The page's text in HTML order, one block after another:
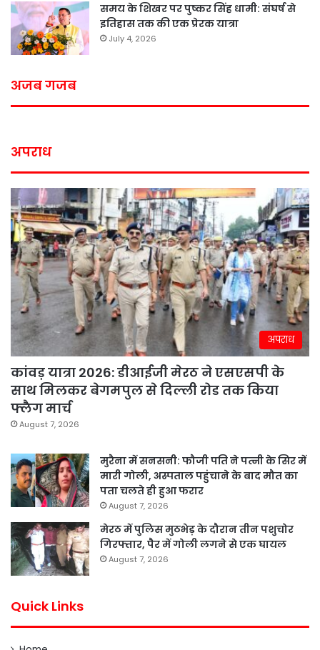
समय के शिखर पर पुष्कर सिंह धामी: संघर्ष से
इतिहास तक की एक प्रेरक यात्रा
July 4, 2026
अजब गजब
अपराध
अपराध
कांवड़ यात्रा 2026: डीआईजी मेरठ ने एसएसपी के
साथ मिलकर बेगमपुल से दिल्ली रोड तक किया
फ्लैग मार्च
August 7, 2026
मुरैना में सनसनी: फौजी पति ने पत्नी के सिर में
मारी गोली, अस्पताल पहुंचाने के बाद मौत का
पता चलते ही हुआ फरार
August 7, 2026
मेरठ में पुलिस मुठभेड़ के दौरान तीन पशुचोर
गिरफ्तार, पैर में गोली लगने से एक घायल
August 7, 2026
Quick Links